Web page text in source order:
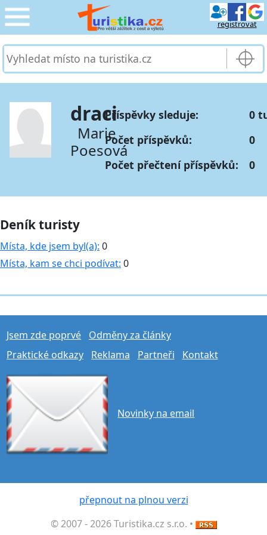
registrovat
CESTOVÁNÍ
SLUŽBY & DOPRAVA ›
PRO TURISTY ›
MOJE TURISTIKA ›
draci
Marie
Poesová
Příspěvky sleduje:
0
Počet příspěvků:
0
Počet přečtení příspěvků:
0
Deník turisty
Místa, kde jsem byl(a): 0
Místa, kam se chci podívat: 0
Jsem zde poprvé
Odměny za články
Praktické odkazy
Reklama Partneři Kontakt
Novinky na email
přepnout na plnou verzi
© 2007 - 2026 Turistika.cz s.r.o. •